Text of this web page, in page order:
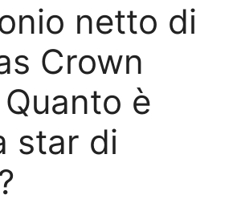
netto di
Crown
è
star di